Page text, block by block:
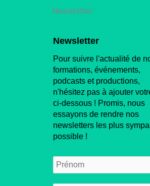
Newsletter
Newsletter
Pour suivre l'actualité de
formations, événements,
podcasts et productions,
n'hésitez pas à ajouter
ci-dessous ! Promis, nous
essayons de rendre nos
newsletters les plus
possible !